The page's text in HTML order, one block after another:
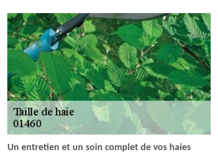
Un entretien et un soin complet de vos haies